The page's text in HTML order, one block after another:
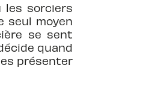
les sorciers
seul moyen
se sent
quand
présenter